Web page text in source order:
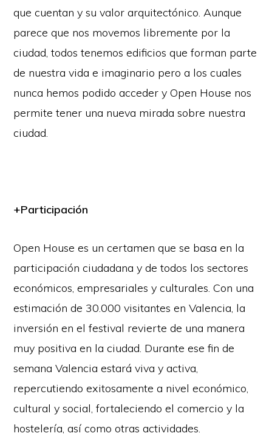
que cuentan y su valor arquitectónico. Aunque
parece que nos movemos libremente por la
ciudad, todos tenemos edificios que forman parte
de nuestra vida e imaginario pero a los cuales
nunca hemos podido acceder y Open House nos
permite tener una nueva mirada sobre nuestra
ciudad.
+Participación
Open House es un certamen que se basa en la
participación ciudadana y de todos los sectores
económicos, empresariales y culturales. Con una
estimación de 30.000 visitantes en Valencia, la
inversión en el festival revierte de una manera
muy positiva en la ciudad. Durante ese fin de
semana Valencia estará viva y activa,
repercutiendo exitosamente a nivel económico,
cultural y social, fortaleciendo el comercio y la
hostelería, así como otras actividades.